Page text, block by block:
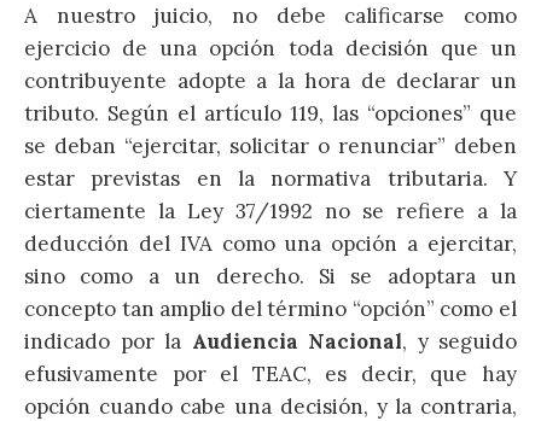
A nuestro juicio, no debe calificarse como
ejercicio de una opción toda decisión que un
contribuyente adopte a la hora de declarar un
tributo. Según el artículo 119, las “opciones” que
se deban “ejercitar, solicitar o renunciar” deben
estar previstas en la normativa tributaria. Y
ciertamente la Ley 37/1992 no se refiere a la
deducción del IVA como una opción a ejercitar,
sino como a un derecho. Si se adoptara un
concepto tan amplio del término “opción” como el
indicado por la Audiencia Nacional, y seguido
efusivamente por el TEAC, es decir, que hay
opción cuando cabe una decisión, y la contraria,